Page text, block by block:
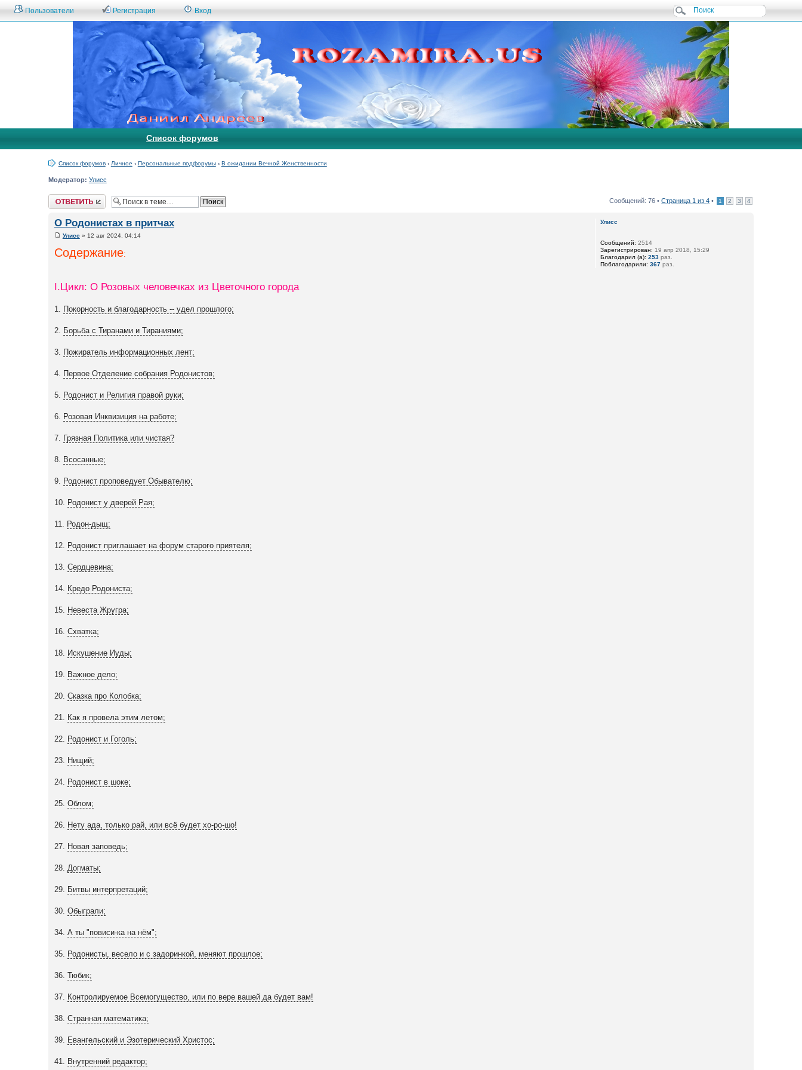
Пользователи Регистрация Вход
Список форумов
Список форумов ‹ Личное ‹ Персональные подфорумы ‹ В ожидании Вечной Женственности
Модератор: Улисс
Ответить Сообщений: 76 •Страница 1 из4 • 1 2 3 4
О Родонистах в притчах
Улисс » 12 авг 2024, 04:14
Содержание:
I.Цикл: О Розовых человечках из Цветочного города
1. Покорность и благодарность -- удел прошлого;
2. Борьба с Тиранами и Тираниями;
3. Пожиратель информационных лент;
4. Первое Отделение собрания Родонистов;
5. Родонист и Религия правой руки;
6. Розовая Инквизиция на работе;
7. Грязная Политика или чистая?
8. Всосанные;
9. Родонист проповедует Обывателю;
10. Родонист у дверей Рая;
11. Родон-дыщ;
12. Родонист приглашает на форум старого приятеля;
13. Сердцевина;
14. Кредо Родониста;
15. Невеста Жругра;
16. Схватка;
18. Искушение Иуды;
19. Важное дело;
20. Сказка про Колобка;
21. Как я провела этим летом;
22. Родонист и Гоголь;
23. Нищий;
24. Родонист в шоке;
25. Облом;
26. Нету ада, только рай, или всё будет хо-ро-шо!
27. Новая заповедь;
28. Догматы;
29. Битвы интерпретаций;
30. Обыграли;
34. А ты "повиси-ка на нём";
35. Родонисты, весело и с задоринкой, меняют прошлое;
36. Тюбик;
37. Контролируемое Всемогущество, или по вере вашей да будет вам!
38. Странная математика;
39. Евангельский и Эзотерический Христос;
41. Внутренний редактор;
Улисс
Сообщений: 2514
Зарегистрирован: 19 апр 2018, 15:29
Благодарил (а): 253раз.
Поблагодарили: 367раз.